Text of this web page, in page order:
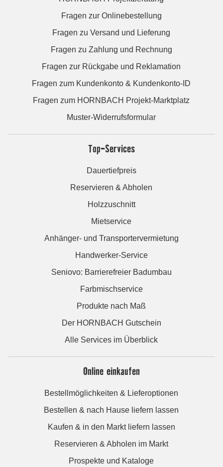
Fragen zur Onlinebestellung
Fragen zu Versand und Lieferung
Fragen zu Zahlung und Rechnung
Fragen zur Rückgabe und Reklamation
Fragen zum Kundenkonto & Kundenkonto-ID
Fragen zum HORNBACH Projekt-Marktplatz
Muster-Widerrufsformular
Top-Services
Dauertiefpreis
Reservieren & Abholen
Holzzuschnitt
Mietservice
Anhänger- und Transportervermietung
Handwerker-Service
Seniovo: Barrierefreier Badumbau
Farbmischservice
Produkte nach Maß
Der HORNBACH Gutschein
Alle Services im Überblick
Online einkaufen
Bestellmöglichkeiten & Lieferoptionen
Bestellen & nach Hause liefern lassen
Kaufen & in den Markt liefern lassen
Reservieren & Abholen im Markt
Prospekte und Kataloge